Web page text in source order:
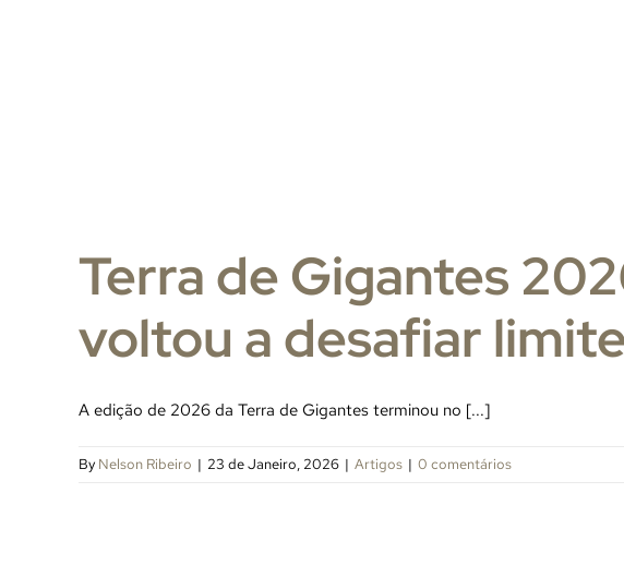
Terra de Gigantes
voltou a desafiar
A edição de 2026 da Terra de Gigantes terminou no [...]
By Nelson Ribeiro | 23 de Janeiro, 2026 | Artigos | 0 comentários